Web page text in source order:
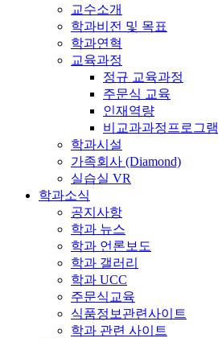
교수소개
학과비전 및 목표
학과연혁
교육과정
정규 교육과정
주문식 교육
인재역량
비교과과정프로그램
학과시설
가족회사 (Diamond)
실습실 VR
학과소식
공지사항
학과 뉴스
학과 언론보도
학과 갤러리
학과 UCC
주문식교육
식품정보관련사이트
학과 관련 사이트